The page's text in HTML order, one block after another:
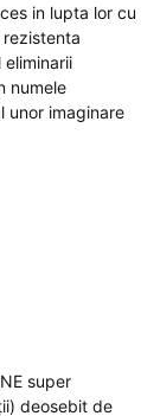
in lupta lor cu
numele
unor imaginare
super
deosebit de